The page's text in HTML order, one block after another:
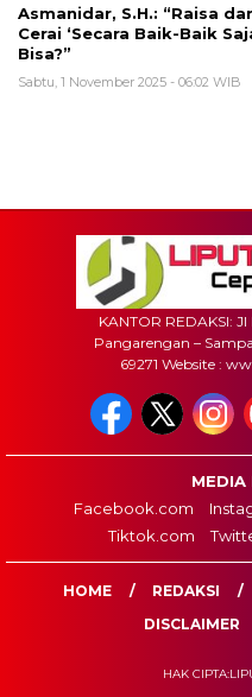
Asmanidar, S.H.: “Raisa
Cerai ‘Secara Baik-Baik
Bisa?”
Sabtu, 1 November 2025 - 06:02 WIB
KANTOR REDAKSI:
Pangarengan –
69271 Website :
MEDIA
Facebook.com
Tiktok.com
HOME REDAKSI
DISCLAIMER
HAK